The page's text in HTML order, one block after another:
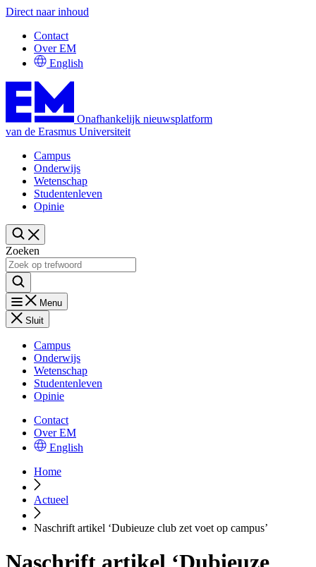
Direct naar inhoud
Contact
Over EM
English
Onafhankelijk nieuwsplatform
van de Erasmus Universiteit
Campus
Onderwijs
Wetenschap
Studentenleven
Opinie
Zoeken
Menu
Sluit
Campus
Onderwijs
Wetenschap
Studentenleven
Opinie
Contact
Over EM
English
Home
Actueel
Naschrift artikel ‘Dubieuze club zet voet op campus’